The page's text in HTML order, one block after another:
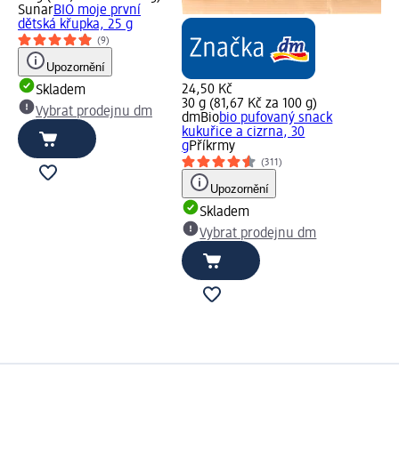
SunarBIO moje první
dětská křupka, 25 g
(9)
Upozornění
Skladem
Vybrat prodejnu dm
24,50 Kč
30 g (81,67 Kč za 100 g)
dmBiobio pufovaný snack
kukuřice a cizrna, 30
gPříkrmy
(311)
Upozornění
Skladem
Vybrat prodejnu dm